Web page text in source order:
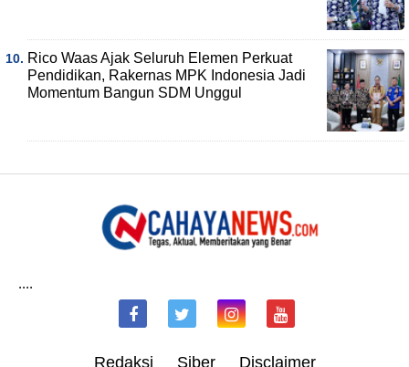
Rico Waas Ajak Seluruh Elemen Perkuat
Pendidikan, Rakernas MPK Indonesia Jadi
Momentum Bangun SDM Unggul
....
Redaksi Siber Disclaimer